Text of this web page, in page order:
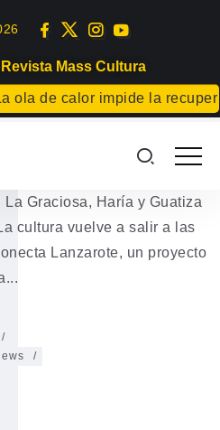
Mass Cultura
de calor impide la
Lanzarote
Graciosa, Haría y Guatiza
cultura vuelve a salir a las
Lanzarote, un proyecto